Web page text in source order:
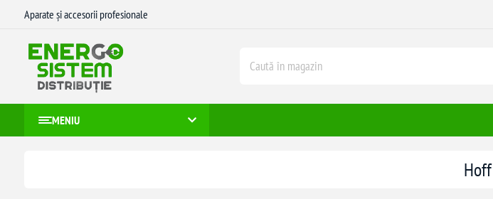
Aparate și accesorii profesionale
MENIU
Hoff